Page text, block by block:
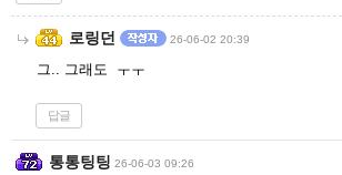
로링던 26-06-02 20:39
그.. 그래도 ㅜㅜ
답글
통통팅팅 26-06-03 09:26